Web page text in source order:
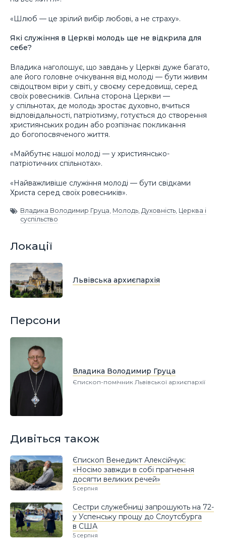
«Шлюб — це зрілий вибір любові, а не страху».
Які служіння в Церкві молодь ще не відкрила для
себе?
Владика наголошує, що завдань у Церкві дуже багато,
але його головне очікування від молоді — бути живим
свідоцтвом віри у світі, у своєму середовищі, серед
своїх ровесників. Сильна сторона Церкви —
у спільнотах, де молодь зростає духовно, вчиться
відповідальності, патріотизму, готується до створення
християнських родин або розпізнає покликання
до богопосвяченого життя.
«Майбутнє нашої молоді — у християнсько-
патріотичних спільнотах».
«Найважливіше служіння молоді — бути свідками
Христа серед своїх ровесників».
Владика Володимир Груца, Молодь, Духовність, Церква і
суспільство
Локації
Львівська архиєпархія
Персони
Владика Володимир Груца
Єпископ-помічник Львівської архиєпархії
Дивіться також
Єпископ Венедикт Алексійчук:
«Носімо завжди в собі прагнення
досягти великих речей»
5 серпня
Сестри служебниці запрошують на 72-
у Успенську прощу до Слоутсбурга
в США
5 серпня